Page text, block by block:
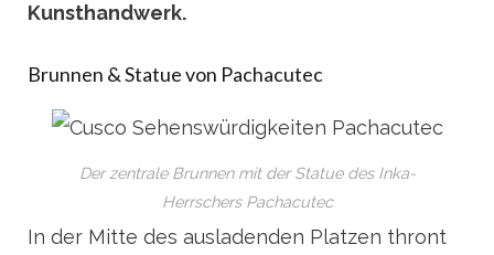
Kunsthandwerk.
Brunnen & Statue von Pachacutec
Der zentrale Brunnen mit der Statue des Inka-
Herrschers Pachacutec
In der Mitte des ausladenden Platzen thront